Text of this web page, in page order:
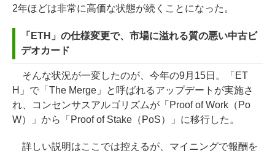
2年ほどは非常に高価な状態が続くことになった。
「ETH」の仕様変更で、市場に溢れる質の悪い中古ビ
デオカード
そんな状況が一変したのが、今年の9月15日。「ET
H」で「The Merge」と呼ばれるアップデートが実施さ
れ、コンセンサスアルゴリズムが「Proof of Work（Po
W）」から「Proof of Stake（PoS）」に移行した。
詳しい説明はここでは控えるが、マイニングで報酬を